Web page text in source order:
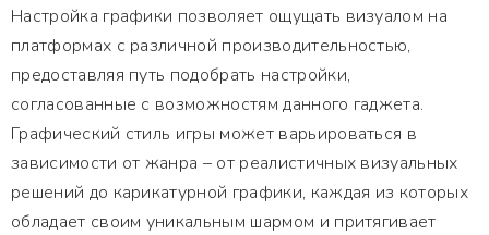
Настройка графики позволяет ощущать визуалом на
платформах с различной производительностью,
предоставляя путь подобрать настройки,
согласованные с возможностям данного гаджета.
Графический стиль игры может варьироваться в
зависимости от жанра – от реалистичных визуальных
решений до карикатурной графики, каждая из которых
обладает своим уникальным шармом и притягивает